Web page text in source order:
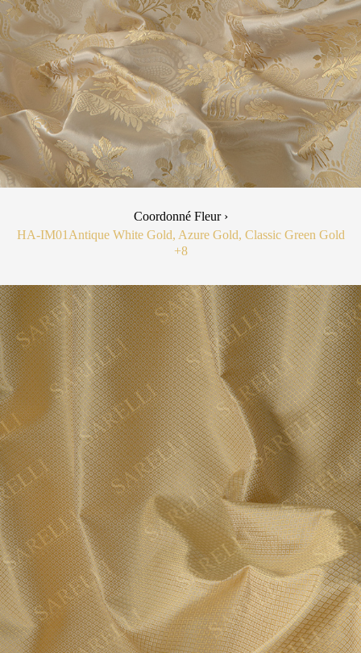
Coordonné Fleur ›
HA-IM01 Antique White Gold, Azure Gold, Classic Green Gold
+8